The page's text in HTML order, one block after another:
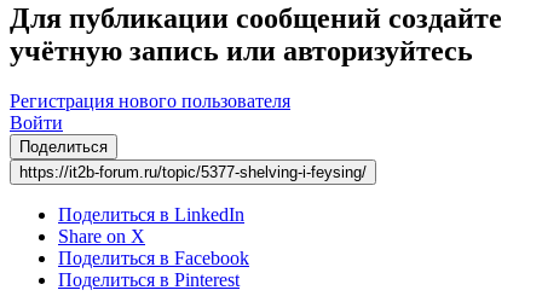
Для публикации сообщений создайте
учётную запись или авторизуйтесь
Регистрация нового пользователя
Войти
Поделиться
https://it2b-forum.ru/topic/5377-shelving-i-feysing/
Поделиться в LinkedIn
Share on X
Поделиться в Facebook
Поделиться в Pinterest